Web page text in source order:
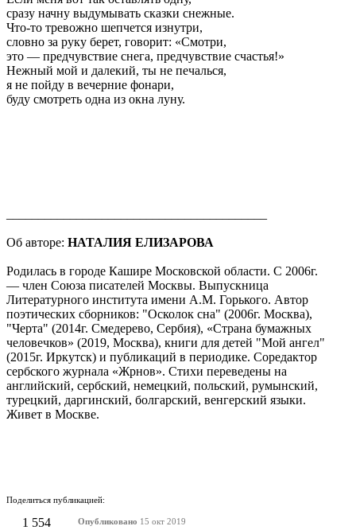
сразу начну выдумывать сказки снежные.
Что-то тревожно шепчется изнутри,
словно за руку берет, говорит: «Смотри,
это — предчувствие снега, предчувствие счастья!»
Нежный мой и далекий, ты не печалься,
я не пойду в вечерние фонари,
буду смотреть одна из окна луну.
Об авторе: НАТАЛИЯ ЕЛИЗАРОВА
Родилась в городе Кашире Московской области. С 2006г.
— член Союза писателей Москвы. Выпускница
Литературного института имени А.М. Горького. Автор
поэтических сборников: "Осколок сна" (2006г. Москва),
"Черта" (2014г. Смедерево, Сербия), «Страна бумажных
человечков» (2019, Москва), книги для детей "Мой ангел"
(2015г. Иркутск) и публикаций в периодике. Соредактор
сербского журнала «Жрнов». Стихи переведены на
английский, сербский, немецкий, польский, румынский,
турецкий, даргинский, болгарский, венгерский языки.
Живет в Москве.
Поделиться публикацией:
1 554 Опубликовано 15 окт 2019